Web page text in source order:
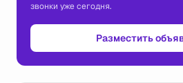
звонки уже сегодня.
Разместить